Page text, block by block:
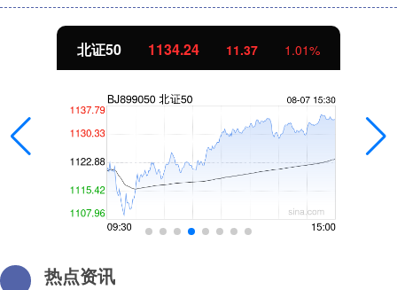
北证50 1134.24 11.37 1.01%
热点资讯